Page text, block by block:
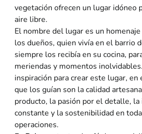
vegetación ofrecen un lugar idóneo
aire libre.
El nombre del lugar es un
los dueños, quien vivía en el barrio
siempre los recibía en su cocina,
meriendas y momentos
inspiración para crear este lugar,
que los guían son la calidad
producto, la pasión por el detalle, la
constante y la sostenibilidad en
operaciones.